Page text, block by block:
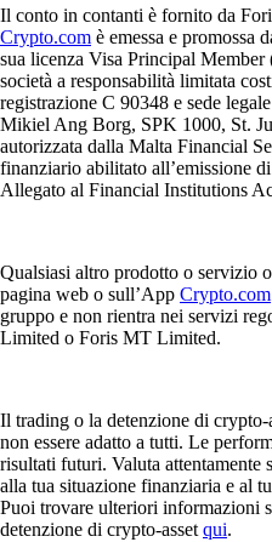
Il conto in contanti è fornito da
Crypto.com è emessa e promossa
sua licenza Visa Principal
società a responsabilità limitata
registrazione C 90348 e sede
Mikiel Ang Borg, SPK 1000, St.
autorizzata dalla Malta Financial
finanziario abilitato all’emissione
Allegato al Financial Institutions
Qualsiasi altro prodotto o servizio
pagina web o sull’App Crypto.com
gruppo e non rientra nei servizi
Limited o Foris MT Limited.
Il trading o la detenzione di
non essere adatto a tutti. Le
risultati futuri. Valuta attentamente
alla tua situazione finanziaria e al
Puoi trovare ulteriori informazioni
detenzione di crypto-asset qui.